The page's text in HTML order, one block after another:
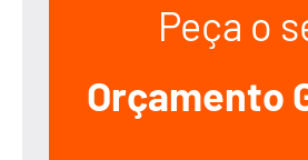
Peça o
Orçamento